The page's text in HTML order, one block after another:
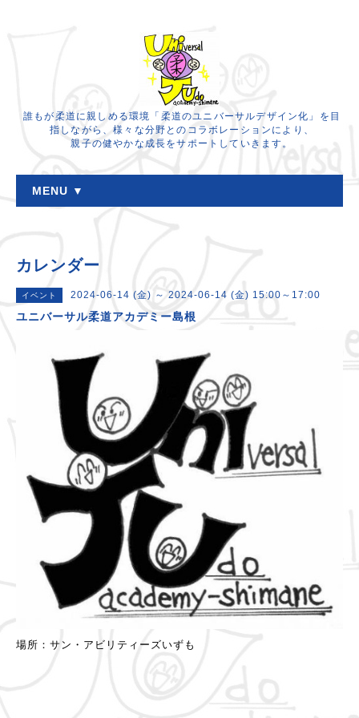
誰もが柔道に親しめる環境「柔道のユニバーサルデザイン化」を目
指しながら、様々な分野とのコラボレーションにより、
親子の健やかな成長をサポートしていきます。
MENU ▼
カレンダー
イベント 2024-06-14 (金) ～ 2024-06-14 (金) 15:00～17:00
ユニバーサル柔道アカデミー島根
場所：サン・アビリティーズいずも